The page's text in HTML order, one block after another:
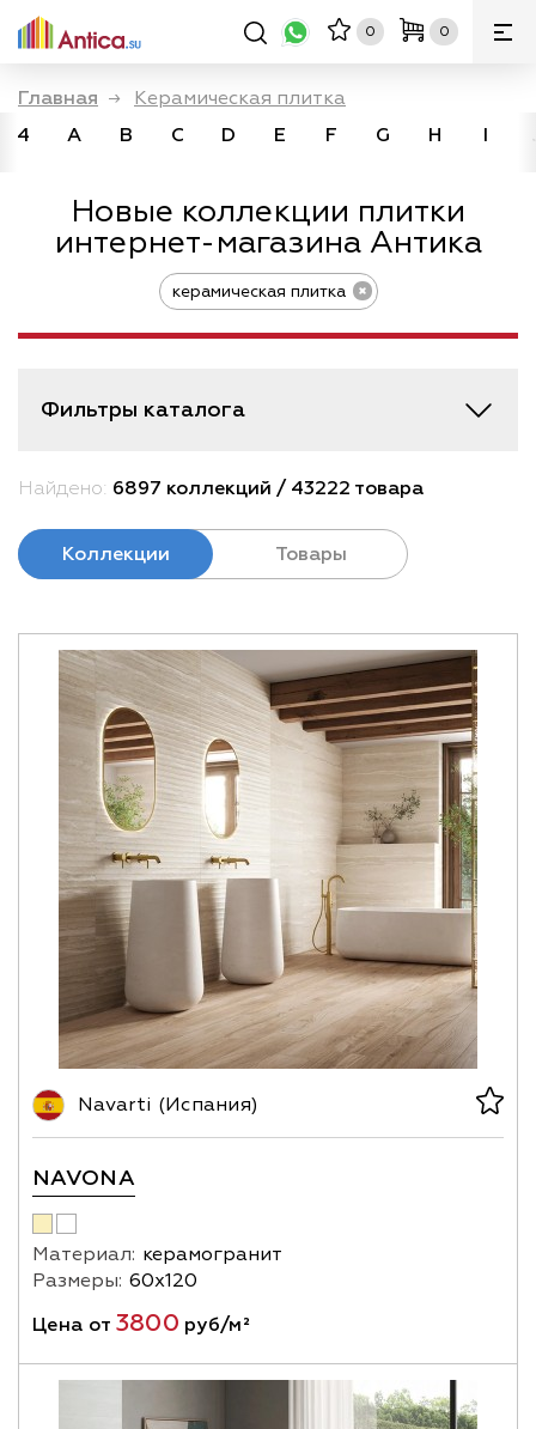
0 0
Главная →
Керамическая плитка
4
A B C D E F G H I
Новые коллекции плитки
интернет-магазина Антика
керамическая плитка
Коллекции Товары
Найдено: 6897 коллекций / 43222 товара
Фильтры каталога
Navarti (Испания)
NAVONA
Материал: керамогранит
Размеры: 60х120
Цена от 3800 руб/м²